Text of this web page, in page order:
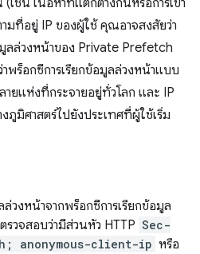
มที่อยู่ IP ของผู้ใช้ คุณอาจสงสัยว่า
ลล่วงหน้าของ Private Prefetch
าพร็อกซีการเรียกข้อมูลล่วงหน้าแบบ
ายแห่งที่กระจายอยู่ทั่วโลก และ IP
มิศาสตร์ไปยังประเทศที่ผู้ใช้เริ่ม
ล่วงหน้าจากพร็อกซีการเรียกข้อมูล
รวจสอบว่ามีส่วนหัว HTTP Sec-
anonymous-client-ip หรือ